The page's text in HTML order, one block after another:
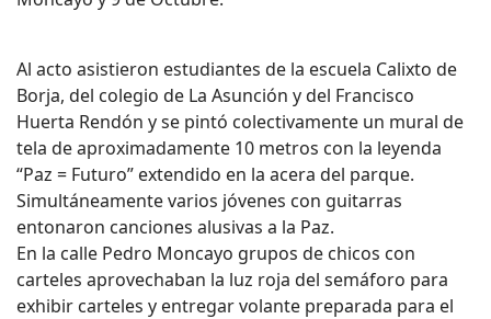
Al acto asistieron estudiantes de la escuela Calixto de
Borja, del colegio de La Asunción y del Francisco
Huerta Rendón y se pintó colectivamente un mural de
tela de aproximadamente 10 metros con la leyenda
“Paz = Futuro” extendido en la acera del parque.
Simultáneamente varios jóvenes con guitarras
entonaron canciones alusivas a la Paz.
En la calle Pedro Moncayo grupos de chicos con
carteles aprovechaban la luz roja del semáforo para
exhibir carteles y entregar volante preparada para el